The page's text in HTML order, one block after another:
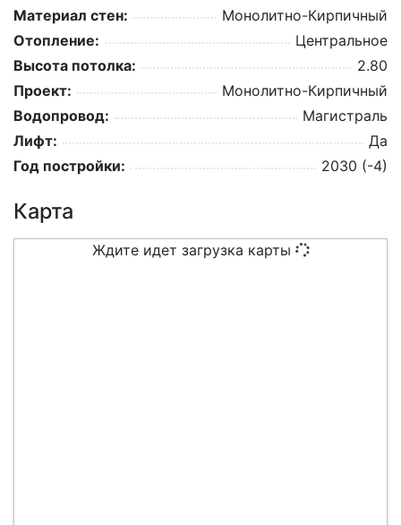
Материал стен:
Монолитно-Кирпичный
Отопление:
Центральное
Высота потолка:
2.80
Проект:
Монолитно-Кирпичный
Водопровод:
Магистраль
Лифт:
Да
Год постройки:
2030 (-4)
Карта
Ждите идет загрузка карты